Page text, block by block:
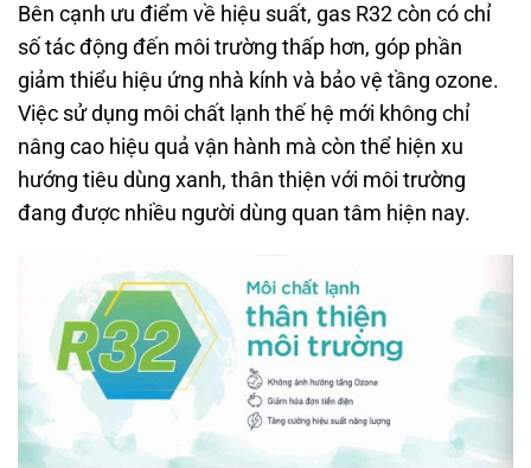
Bên cạnh ưu điểm về hiệu suất, gas R32 còn có chỉ
số tác động đến môi trường thấp hơn, góp phần
giảm thiểu hiệu ứng nhà kính và bảo vệ tầng ozone.
Việc sử dụng môi chất lạnh thế hệ mới không chỉ
nâng cao hiệu quả vận hành mà còn thể hiện xu
hướng tiêu dùng xanh, thân thiện với môi trường
đang được nhiều người dùng quan tâm hiện nay.